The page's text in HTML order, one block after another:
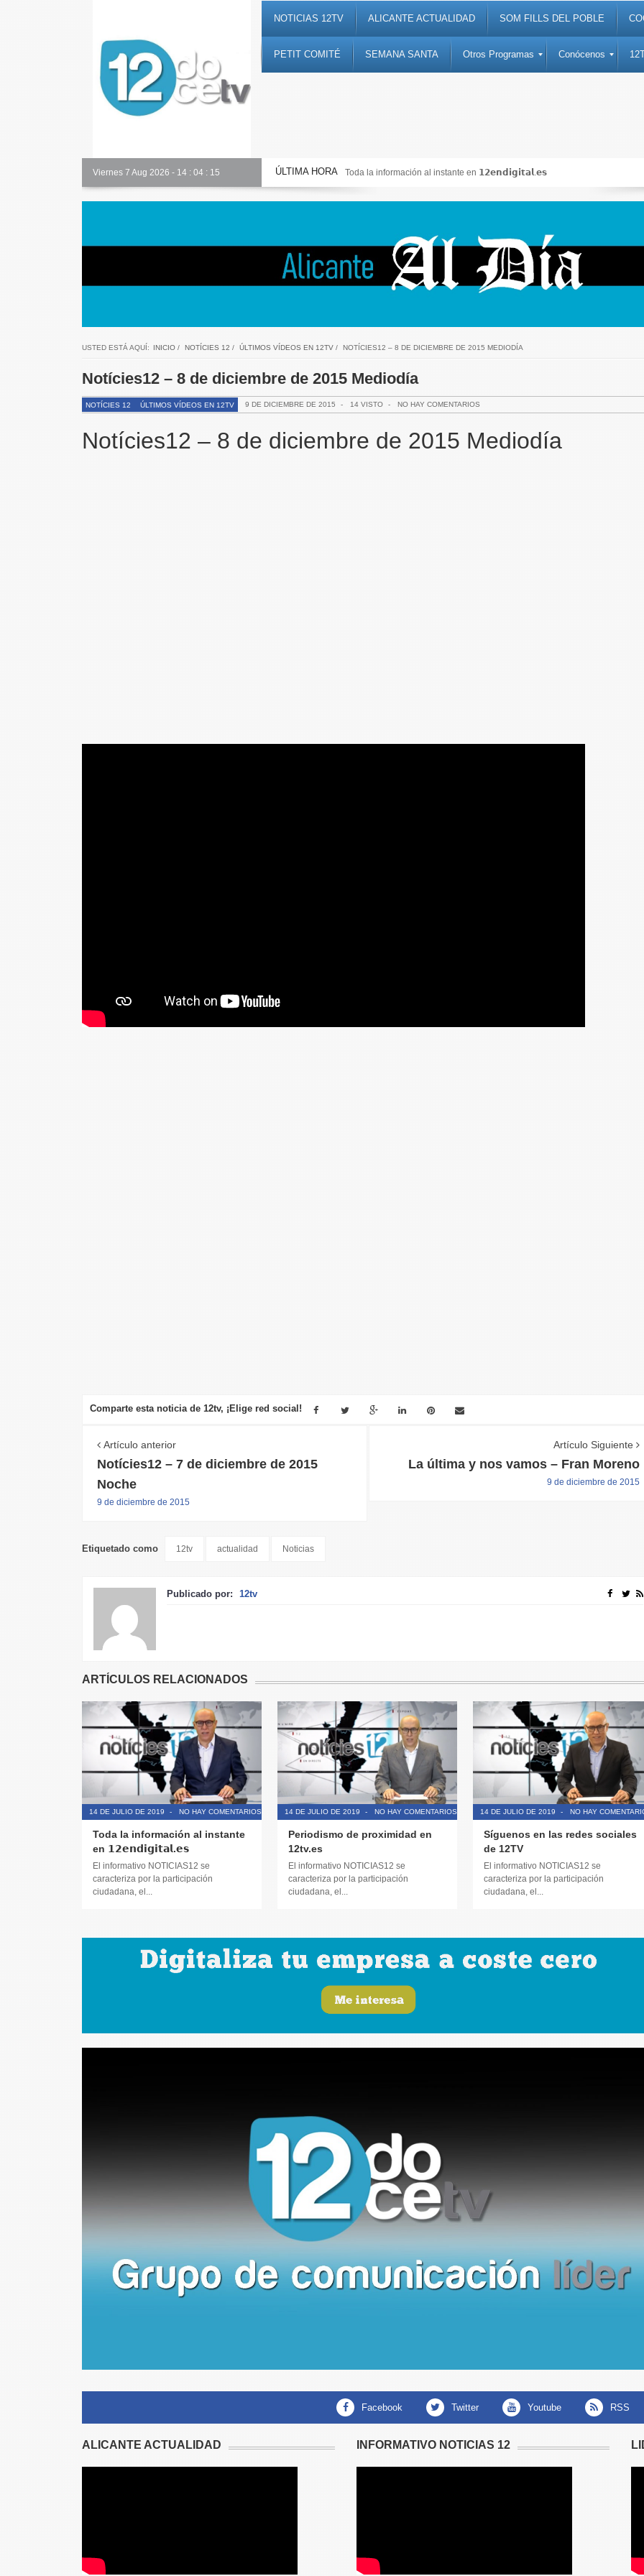
NOTICIAS 12TV ALICANTE ACTUALIDAD SOM FILLS DEL POBLE
PETIT COMITÉ SEMANA SANTA Otros Programas Conócenos
Viernes 7 Aug 2026 - 14 : 04 : 16 ÚLTIMA HORA
Alicante Actualidad Toda la información al instante en 𝟭𝟮𝗲𝗻𝗱𝗶𝗴𝗶𝘁𝗮𝗹.𝗲𝘀
USTED ESTÁ AQUÍ: INICIO/ NOTÍCIES 12 / ÚLTIMOS VÍDEOS EN 12TV/ NOTÍCIES12 – 8 DE DICIEMBRE DE 2015 MEDIODÍA
Notícies12 – 8 de diciembre de 2015 Mediodía
NOTÍCIES 12 ÚLTIMOS VÍDEOS EN 12TV 9 DE DICIEMBRE DE 2015 - 14 VISTO - NO HAY COMENTARIOS
Notícies12 – 8 de diciembre de 2015 Mediodía
Comparte esta noticia de 12tv, ¡Elige red social!
Artículo anterior
Notícies12 – 7 de diciembre de 2015
Noche
9 de diciembre de 2015
Artículo Siguiente
La última y nos vamos – Fran Moreno
9 de diciembre de 2015
Etiquetado como 12tv actualidad Noticias
Publicado por: 12tv
ARTÍCULOS RELACIONADOS
14 DE JULIO DE 2019 - NO HAY COMENTARIOS
Toda la información al instante
en 𝟭𝟮𝗲𝗻𝗱𝗶𝗴𝗶𝘁𝗮𝗹.𝗲𝘀
El informativo NOTICIAS12 se
caracteriza por la participación
ciudadana, el...
14 DE JULIO DE 2019 - NO HAY COMENTARIOS
Periodismo de proximidad en
12tv.es
El informativo NOTICIAS12 se
caracteriza por la participación
ciudadana, el...
14 DE JULIO DE 2019 - NO HAY
Síguenos en las redes sociales
de 12TV
El informativo NOTICIAS12 se
caracteriza por la participación
ciudadana, el...
facebook twitter youtube RSS
ALICANTE ACTUALIDAD INFORMATIVO NOTICIAS 12